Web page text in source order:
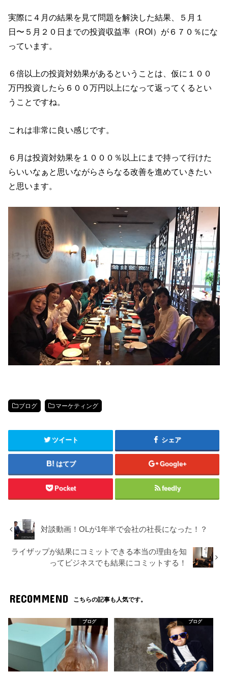
実際に４月の結果を見て問題を解決した結果、５月１
日〜５月２０日までの投資収益率（ROI）が６７０％にな
っています。
６倍以上の投資対効果があるということは、仮に１００
万円投資したら６００万円以上になって返ってくるとい
うことですね。
これは非常に良い感じです。
６月は投資対効果を１０００％以上にまで持って行けた
らいいなぁと思いながらさらなる改善を進めていきたい
と思います。
ブログ マーケティング
ツイート シェア
はてブ Google+
Pocket feedly
対談動画！OLが1年半で会社の社長になった！？
ライザップが結果にコミットできる本当の理由を知
ってビジネスでも結果にコミットする！
RECOMMEND こちらの記事も人気です。
ブログ ブログ